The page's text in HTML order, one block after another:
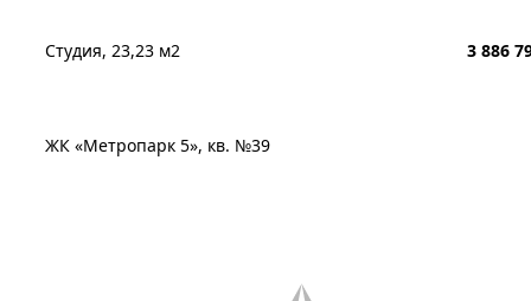
Студия, 23,23 м2 3 886
ЖК «Метропарк 5», кв. №39